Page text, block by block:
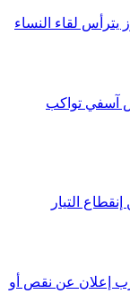
يترأس لقاء النساء
آسفي تواكب
التيار
إعلان عن نقص أو